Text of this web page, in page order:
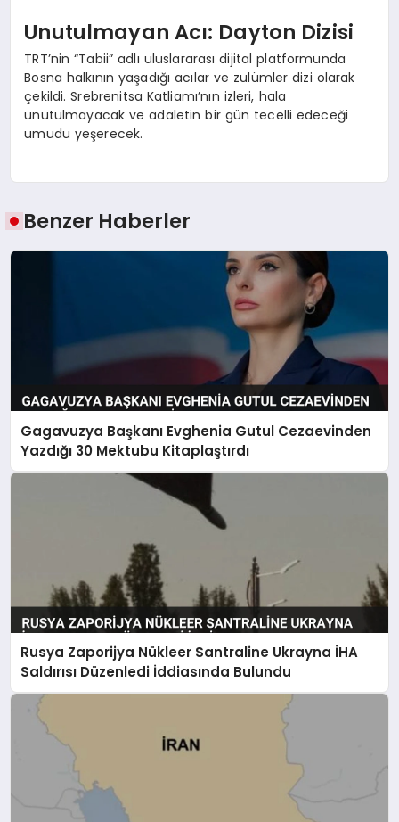
Unutulmayan Acı: Dayton Dizisi
TRT’nin “Tabii” adlı uluslararası dijital platformunda
Bosna halkının yaşadığı acılar ve zulümler dizi olarak
çekildi. Srebrenitsa Katliamı’nın izleri, hala
unutulmayacak ve adaletin bir gün tecelli edeceği
umudu yeşerecek.
Benzer Haberler
Gagavuzya Başkanı Evghenia Gutul Cezaevinden
Yazdığı 30 Mektubu Kitaplaştırdı
Rusya Zaporijya Nükleer Santraline Ukrayna İHA
Saldırısı Düzenledi İddiasında Bulundu